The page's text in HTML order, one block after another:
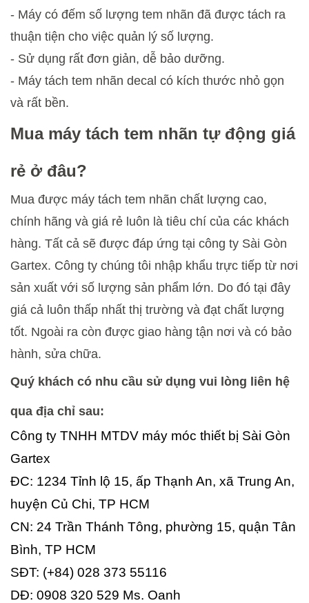
- Máy có đếm số lượng tem nhãn đã được tách ra
thuận tiện cho việc quản lý số lượng.
- Sử dụng rất đơn giản, dễ bảo dưỡng.
- Máy tách tem nhãn decal có kích thước nhỏ gọn
và rất bền.
Mua máy tách tem nhãn tự động giá
rẻ ở đâu?
Mua được máy tách tem nhãn chất lượng cao,
chính hãng và giá rẻ luôn là tiêu chí của các khách
hàng. Tất cả sẽ được đáp ứng tại công ty Sài Gòn
Gartex. Công ty chúng tôi nhập khẩu trực tiếp từ nơi
sản xuất với số lượng sản phẩm lớn. Do đó tại đây
giá cả luôn thấp nhất thị trường và đạt chất lượng
tốt. Ngoài ra còn được giao hàng tận nơi và có bảo
hành, sửa chữa.
Quý khách có nhu cầu sử dụng vui lòng liên hệ
qua địa chỉ sau:
Công ty TNHH MTDV máy móc thiết bị Sài Gòn
Gartex
ĐC: 1234 Tỉnh lộ 15, ấp Thạnh An, xã Trung An,
huyện Củ Chi, TP HCM
CN: 24 Trần Thánh Tông, phường 15, quận Tân
Bình, TP HCM
SĐT: (+84) 028 373 55116
DĐ: 0908 320 529 Ms. Oanh